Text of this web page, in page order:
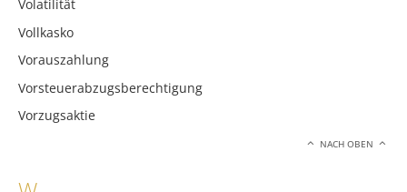
Volatilität
Vollkasko
Vorauszahlung
Vorsteuerabzugsberechtigung
Vorzugsaktie
NACH OBEN